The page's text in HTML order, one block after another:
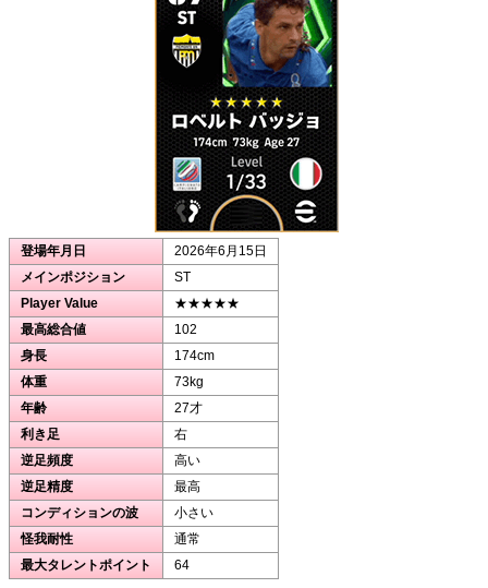
登場年月日
2026年6月15日
メインポジション
ST
Player Value
★★★★★
最高総合値
102
身長
174cm
体重
73kg
年齢
27才
利き足
右
逆足頻度
高い
逆足精度
最高
コンディションの波
小さい
怪我耐性
通常
最大タレントポイント
64